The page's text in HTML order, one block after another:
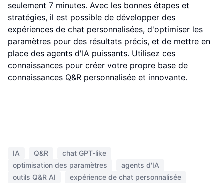
seulement 7 minutes. Avec les bonnes étapes et
stratégies, il est possible de développer des
expériences de chat personnalisées, d'optimiser les
paramètres pour des résultats précis, et de mettre en
place des agents d'IA puissants. Utilisez ces
connaissances pour créer votre propre base de
connaissances Q&R personnalisée et innovante.
IA Q&R
chat GPT-like
optimisation des paramètres
agents d'IA
outils Q&R AI
expérience de chat personnalisée